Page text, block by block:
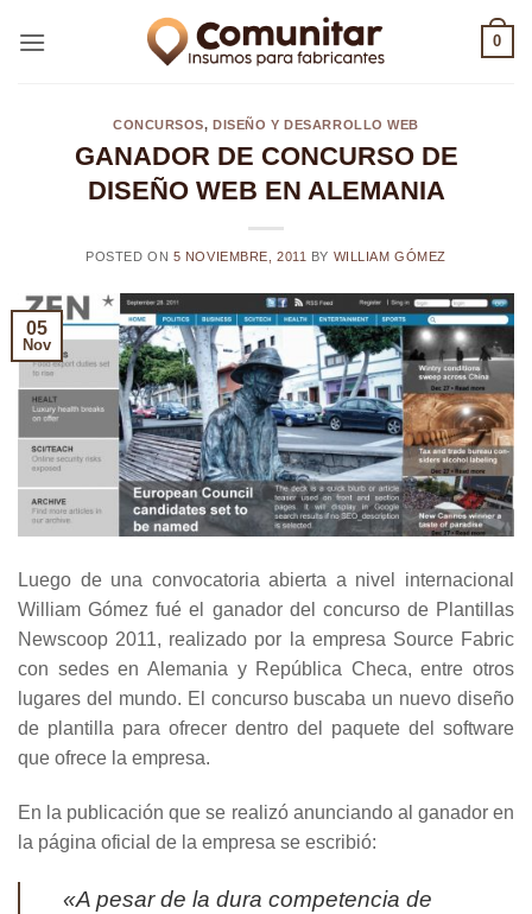
0
CONCURSOS,DISEÑO Y DESARROLLO WEB
GANADOR DE CONCURSO DE
DISEÑO WEB EN ALEMANIA
POSTED ON 5 NOVIEMBRE, 2011 BY WILLIAM GÓMEZ
05
Nov
Luego de una convocatoria abierta a nivel internacional
William Gómez fué el ganador del concurso de Plantillas
Newscoop 2011, realizado por la empresa Source Fabric
con sedes en Alemania y República Checa, entre otros
lugares del mundo. El concurso buscaba un nuevo diseño
de plantilla para ofrecer dentro del paquete del software
que ofrece la empresa.
En la publicación que se realizó anunciando al ganador en
la página oficial de la empresa se escribió:
«A pesar de la dura competencia de